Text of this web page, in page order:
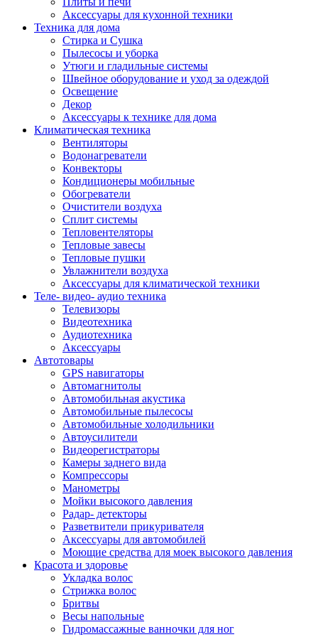
Аксессуары для кухонной техники
Техника для дома
Стирка и Сушка
Пылесосы и уборка
Утюги и гладильные системы
Швейное оборудование и уход за одеждой
Освещение
Декор
Аксессуары к технике для дома
Климатическая техника
Вентиляторы
Водонагреватели
Конвекторы
Кондиционеры мобильные
Обогреватели
Очистители воздуха
Сплит системы
Тепловентеляторы
Тепловые завесы
Тепловые пушки
Увлажнители воздуха
Аксессуары для климатической техники
Теле- видео- аудио техника
Телевизоры
Видеотехника
Аудиотехника
Аксессуары
Автотовары
GPS навигаторы
Автомагнитолы
Автомобильная акустика
Автомобильные пылесосы
Автомобильные холодильники
Автоусилители
Видеорегистраторы
Камеры заднего вида
Компрессоры
Манометры
Мойки высокого давления
Радар- детекторы
Разветвители прикуривателя
Аксессуары для автомобилей
Моющие средства для моек высокого давления
Красота и здоровье
Укладка волос
Стрижка волос
Бритвы
Весы напольные
Гидромассажные ванночки для ног